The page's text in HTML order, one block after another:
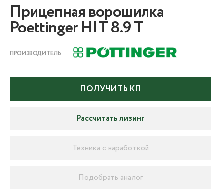
Прицепная ворошилка
Poettinger HIT 8.9 T
ПРОИЗВОДИТЕЛЬ
ПОЛУЧИТЬ КП
Рассчитать лизинг
Техника с наработкой
Подобрать аналог